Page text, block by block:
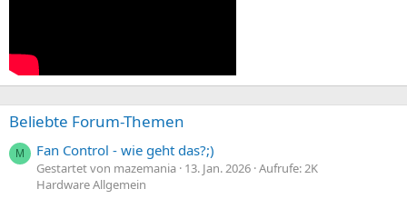
Beliebte Forum-Themen
M Fan Control - wie geht das?;)
Gestartet von mazemania 13. Jan. 2026 Aufrufe: 2K
Hardware Allgemein